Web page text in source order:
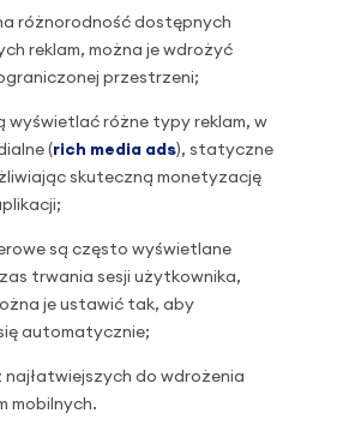
różnorodność dostępnych
reklam, można je wdrożyć
przestrzeni;
wyświetlać różne typy reklam, w
(rich media ads), statyczne
skuteczną monetyzację
są często wyświetlane
trwania sesji użytkownika,
je ustawić tak, aby
automatycznie;
najłatwiejszych do wdrożenia
mobilnych.